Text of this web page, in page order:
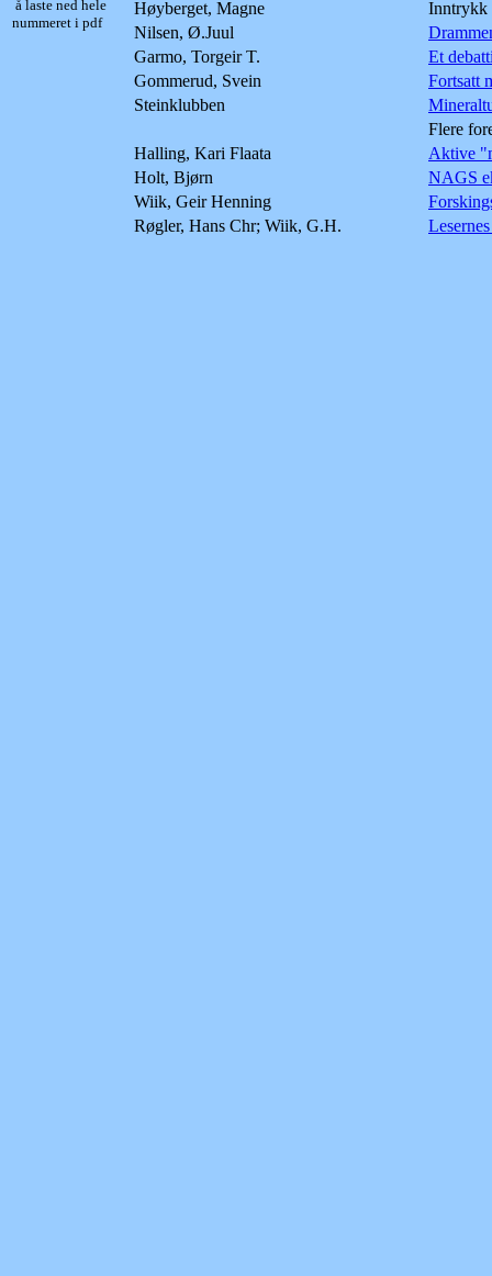
å laste ned hele
nummeret i pdf
Høyberget, Magne
Inntrykk
Nilsen, Ø.Juul
Garmo, Torgeir T.
Et
Gommerud, Svein
Fortsatt
Steinklubben
Flere
Halling, Kari Flaata
Aktive
Holt, Bjørn
NAGS
Wiik, Geir Henning
Røgler, Hans Chr; Wiik, G.H.